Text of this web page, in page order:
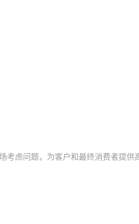
虑问题，为客户和最终消费者提供